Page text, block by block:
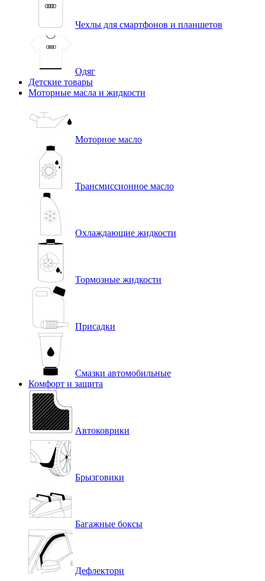
Чехлы для смартфонов и планшетов
Одяг
Детские товары
Моторные масла и жидкости
Моторное масло
Трансмиссионное масло
Охлаждающие жидкости
Тормозные жидкости
Присадки
Смазки автомобильные
Комфорт и защита
Автоковрики
Брызговики
Багажные боксы
Дефлектори